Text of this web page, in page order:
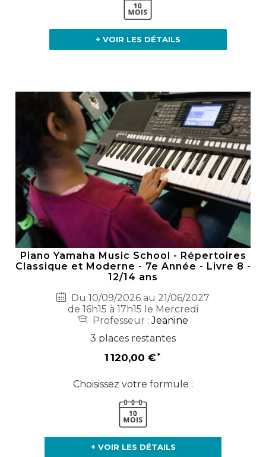
+ VOIR LES DÉTAILS
Piano Yamaha Music School - Répertoires
Classique et Moderne - 7e Année - Livre 8 -
12/14 ans
Du 10/09/2026 au 21/06/2027
de 16h15 à 17h15 le Mercredi
Professeur :Jeanine
3 places restantes
1 120,00 €
Choisissez votre formule :
+ VOIR LES DÉTAILS